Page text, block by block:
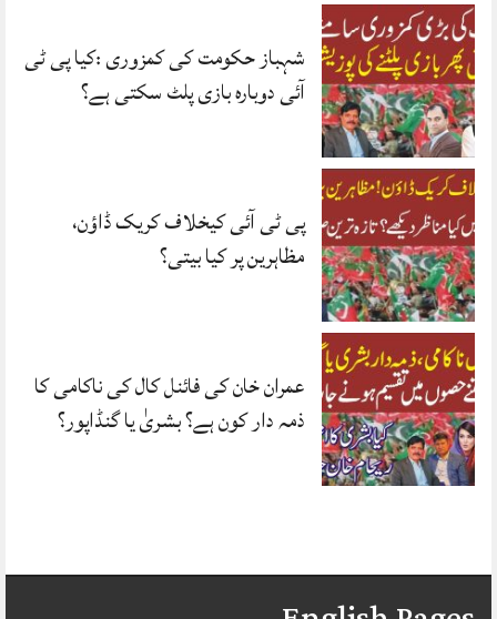
شہباز حکومت کی کمزوری :کیا پی ٹی
آئی دوبارہ بازی پلٹ سکتی ہے؟
پی ٹی آئی کیخلاف کریک ڈاؤن،
مظاہرین پر کیا بیتی؟
عمران خان کی فائنل کال کی ناکامی کا
ذمہ دار کون ہے؟ بشریٰ یا گنڈاپور؟